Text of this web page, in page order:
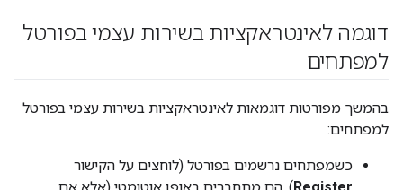
דוגמה לאינטראקציות בשירות עצמי בפורטל
למפתחים
בהמשך מפורטות דוגמאות לאינטראקציות בשירות עצמי בפורטל
למפתחים:
כשמפתחים נרשמים בפורטל (לוחצים על הקישור